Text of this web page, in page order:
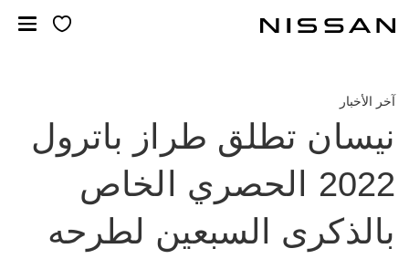
المحتوى
آخر الأخبار
نيسان تطلق طراز باترول
2022 الحصري الخاص
بالذكرى السبعين لطرحه